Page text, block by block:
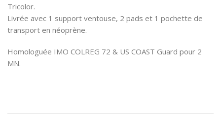
Tricolor.
Livrée avec 1 support ventouse, 2 pads et 1 pochette de
transport en néoprène.
Homologuée IMO COLREG 72 & US COAST Guard pour 2
MN.